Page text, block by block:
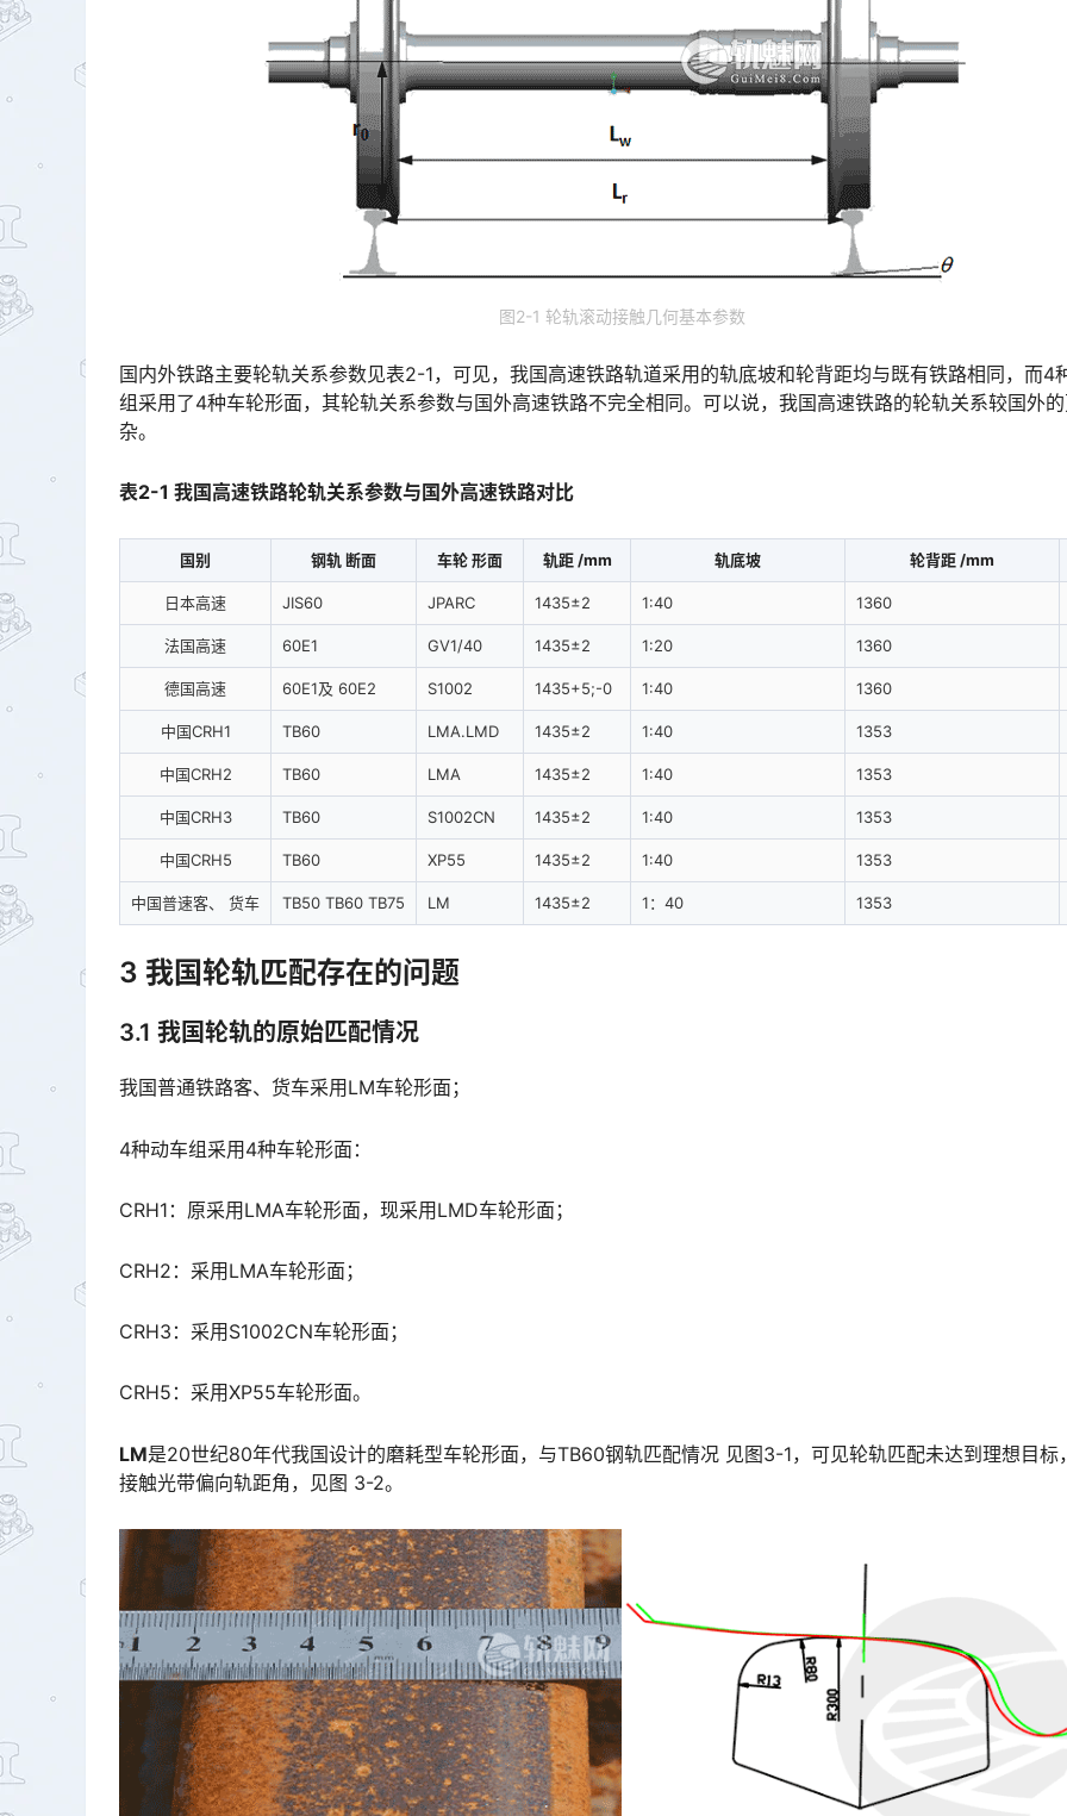
图2-1 轮轨滚动接触几何基本参数
国内外铁路主要轮轨关系参数见表2-1，可见，我国高速铁路轨道采用的轨底坡和轮背距均与既有铁路相同，而4
组采用了4种车轮形面，其轮轨关系参数与国外高速铁路不完全相同。可以说，我国高速铁路的轮轨关系较国外
杂。󠅅󠅃󠄵󠅂󠄪󠇖󠆨󠆨󠇕󠆞󠆒󠅬󠇘󠆭󠆘󠇙󠆝󠅵󠇗󠆭󠆁󠄐󠇗󠅹󠅸󠇖󠆍󠅳󠇖󠅹󠅰󠇖󠆌󠅹
表2-1 我国高速铁路轮轨关系参数与国外高速铁路对比
国别 钢轨 断面 车轮 形面 轨距 /mm 轨底坡 轮背距 /mm
日本高速 JIS60 JPARC 1435±2 1:40 1360
法国高速 60E1 GV1/40 1435±2 1:20 1360
德国高速 60E1及 60E2 S1002 1435+5;-0 1:40 1360
中国CRH1 TB60 LMA.LMD 1435±2 1:40 1353
中国CRH2 TB60 LMA 1435±2 1:40 1353
中国CRH3 TB60 S1002CN 1435±2 1:40 1353
中国CRH5 TB60 XP55 1435±2 1:40 1353
中国普速客、 货车 TB50 TB60 TB75 LM 1435±2 1：40 1353
3 我国轮轨匹配存在的问题
3.1 我国轮轨的原始匹配情况
我国普通铁路客、货车采用LM车轮形面；
4种动车组采用4种车轮形面：
CRH1：原采用LMA车轮形面，现采用LMD车轮形面；
CRH2：采用LMA车轮形面；
CRH3：采用S1002CN车轮形面；
CRH5：采用XP55车轮形面。
LM是20世纪80年代我国设计的磨耗型车轮形面，与TB60钢轨匹配情况 见图3-1，可见轮轨匹配未达到理想目标
接触光带偏向轨距角，见图 3-2。